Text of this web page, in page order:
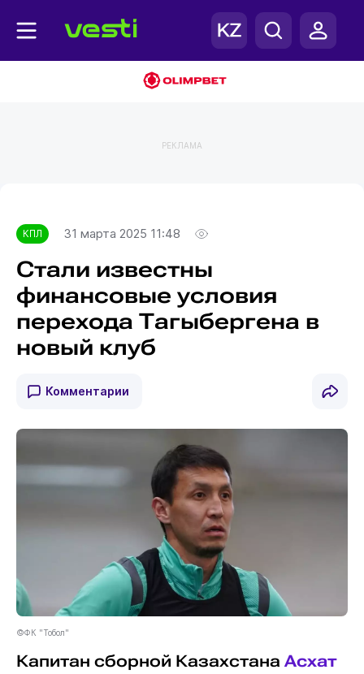
РЕКЛАМА
КПЛ 31 марта 2025 11:48
Стали известны
финансовые условия
перехода Тагыбергена в
новый клуб
Комментарии
©ФК "Тобол"
Капитан сборной Казахстана Асхат